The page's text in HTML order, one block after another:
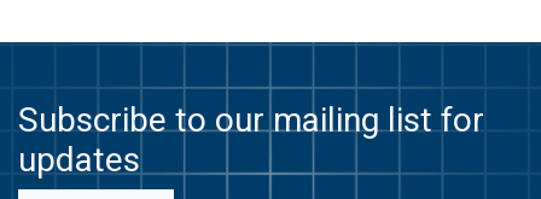
Subscribe to our mailing list for
updates